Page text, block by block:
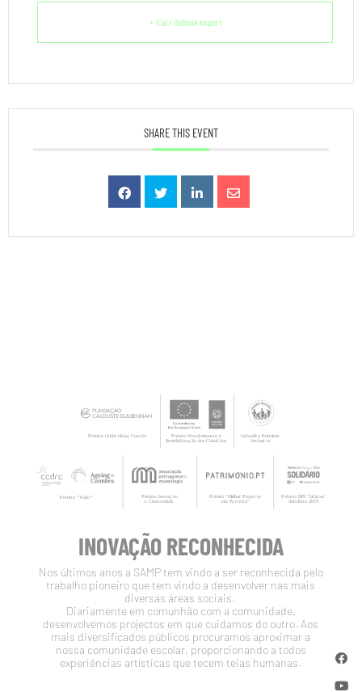
+ iCal / Outlook export
SHARE THIS EVENT
INOVAÇÃO RECONHECIDA
Nos últimos anos a SAMP tem vindo a ser reconhecida pelo
trabalho pioneiro que tem vindo a desenvolver nas mais
diversas áreas sociais.
Diariamente em comunhão com a comunidade,
desenvolvemos projectos em que cuidamos do outro. Aos
mais diversificados públicos procuramos aproximar a
nossa comunidade escolar, proporcionando a todos
experiências artísticas que tecem teias humanas.